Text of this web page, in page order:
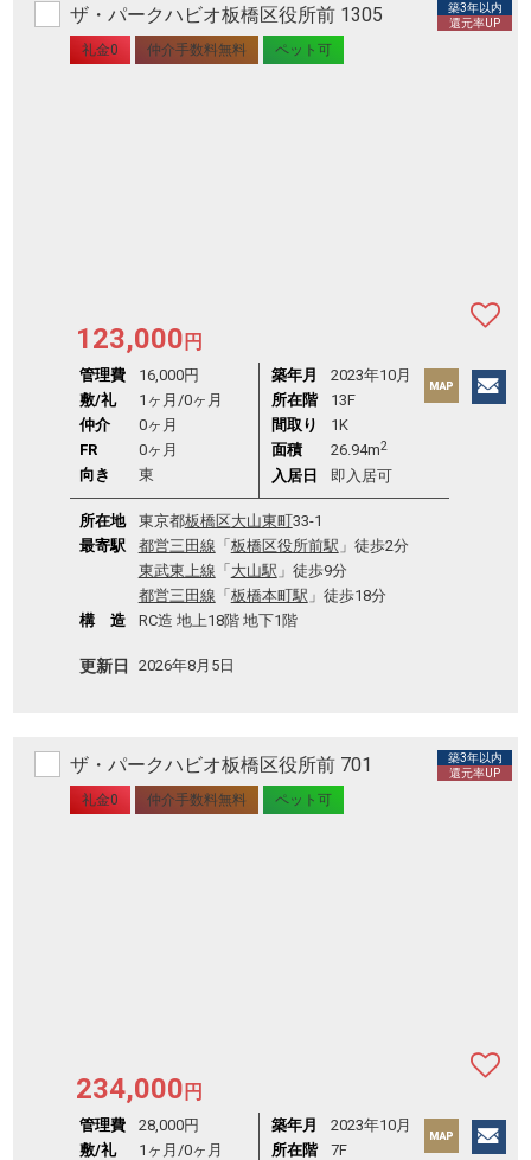
ザ・パークハビオ板橋区役所前 1305
築3年以内
還元率UP
礼金0 仲介手数料無料 ペット可
123,000 円
管理費
16,000円
敷/礼
1ヶ月 /0ヶ月
仲介
0ヶ月
FR
0ヶ月
向き
東
築年月
2023年10月
所在階
13F
間取り
1K
面積
26.94m2
入居日 即入居可
所在地 東京都板橋区大山東町33-1
最寄駅
都営三田線 「 板橋区役所前駅 」徒歩2分
東武東上線 「 大山駅 」徒歩9分
都営三田線 「 板橋本町駅 」徒歩18分
構 造
RC造 地上18階 地下1階
更新日 2026年8月5日
ザ・パークハビオ板橋区役所前 701
築3年以内
還元率UP
礼金0 仲介手数料無料 ペット可
234,000 円
管理費
28,000円
敷/礼
1ヶ月 /0ヶ月
築年月
2023年10月
所在階
7F